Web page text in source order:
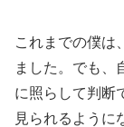
これまでの僕は
ました。でも、
に照らして判断
見られるように